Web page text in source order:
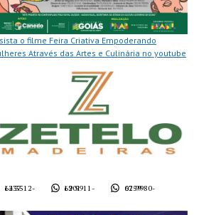
o filme Feira Criativa Empoderando
Através das Artes e Culinária no youtube
62 3512-1437 62 9911-1901 62 9980-0759